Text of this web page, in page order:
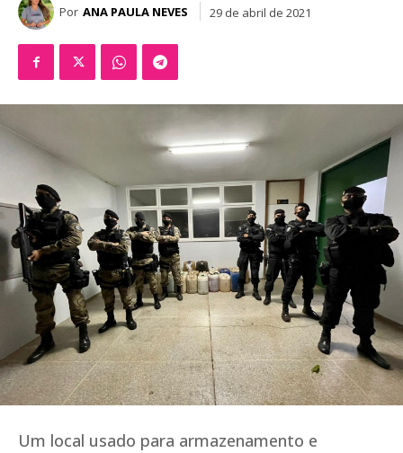
Por ANA PAULA NEVES 29 de abril de 2021
Um local usado para armazenamento e